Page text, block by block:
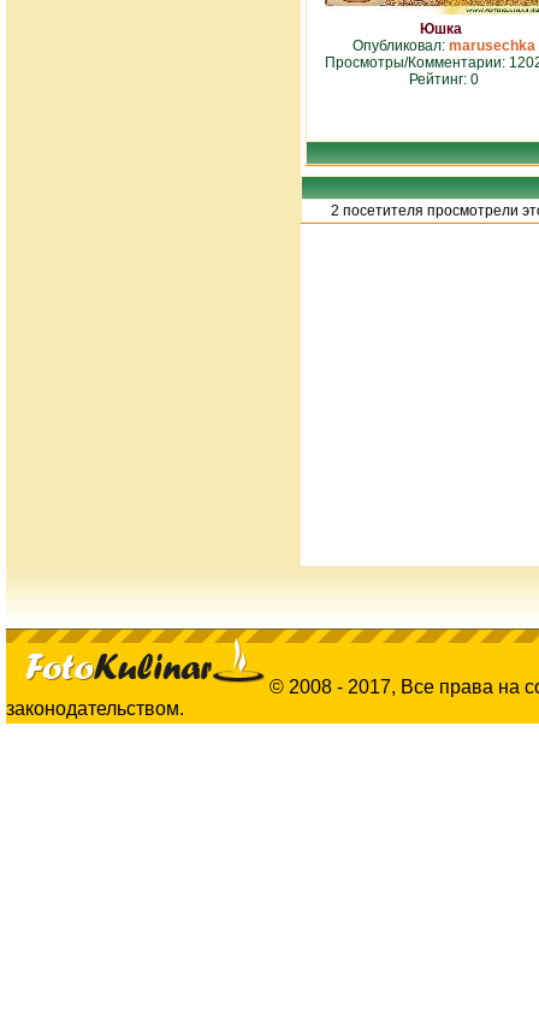
Юшка
Опубликовал: marusechka
Просмотры/Комментарии:
Рейтинг: 0
2 посетителя просмотрели
© 2008 - 2017, Все права на
законодательством.